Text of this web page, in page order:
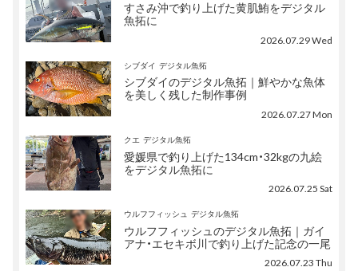
すさみ沖で釣り上げた黄肌鮪をデジタル
魚拓に
2026.07.29 Wed
シブダイ デジタル魚拓
シブダイのデジタル魚拓｜鮮やかな魚体
を美しく残した制作事例
2026.07.27 Mon
クエ デジタル魚拓
愛媛県で釣り上げた134cm・32kgの九絵
をデジタル魚拓に
2026.07.25 Sat
ウルフフィッシュ デジタル魚拓
ウルフフィッシュのデジタル魚拓｜ガイ
アナ・エセキボ川で釣り上げた記念の一尾
2026.07.23 Thu